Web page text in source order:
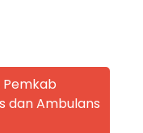
dan Ambulans